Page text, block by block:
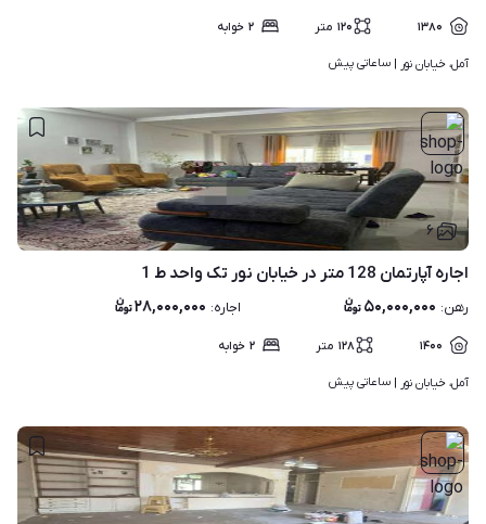
۱۳۸۰ ۱۲۰ متر ۲ خوابه
آمل، خیابان نور | ساعاتی پیش
۶
اجاره آپارتمان 128 متر در خیابان نور تک واحد ط 1
رهن: ۵۰,۰۰۰,۰۰۰ اجاره: ۲۸,۰۰۰,۰۰۰
۱۴۰۰ ۱۲۸ متر ۲ خوابه
آمل، خیابان نور | ساعاتی پیش